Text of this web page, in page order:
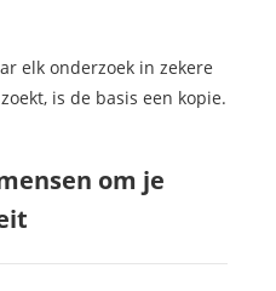
elk onderzoek in zekere
is de basis een kopie.
om je